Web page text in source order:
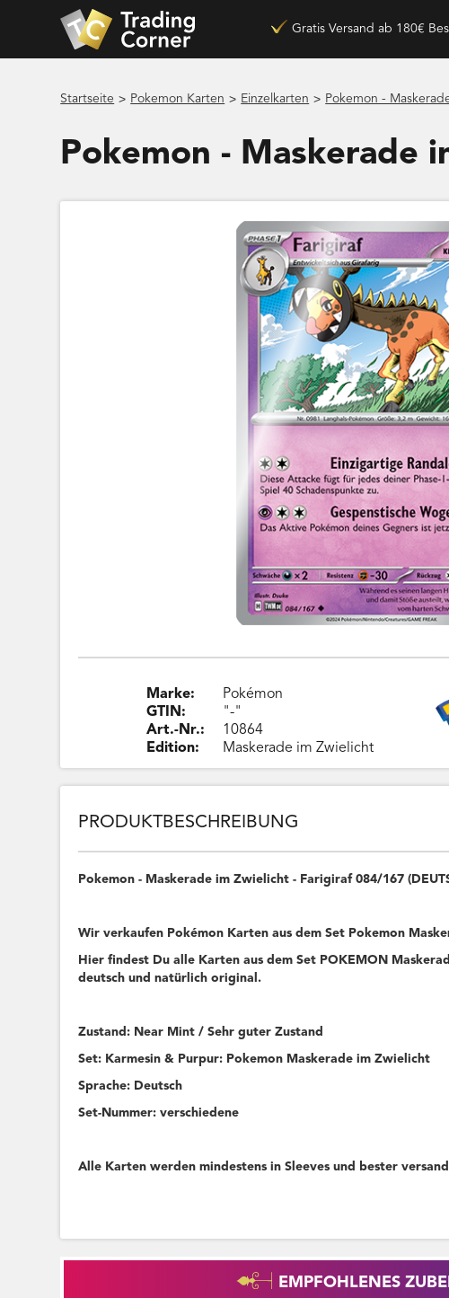
Gratis Versand ab 180€
Startseite > Pokemon Karten > Einzelkarten > Pokemon -
Pokemon - Maskerade
Marke:
GTIN:
Art.-Nr.:
Edition:
Pokémon
"-"
10864
Maskerade im Zwielicht
PRODUKTBESCHREIBUNG
Pokemon - Maskerade im Zwielicht - Farigiraf 084/167
Wir verkaufen Pokémon Karten aus dem Set Pokemon
Hier findest Du alle Karten aus dem Set POKEMON
deutsch und natürlich original.
Zustand: Near Mint / Sehr guter Zustand
Set: Karmesin & Purpur: Pokemon Maskerade im Zwielicht
Sprache: Deutsch
Set-Nummer: verschiedene
Alle Karten werden mindestens in Sleeves und bester
EMPFOHLENES